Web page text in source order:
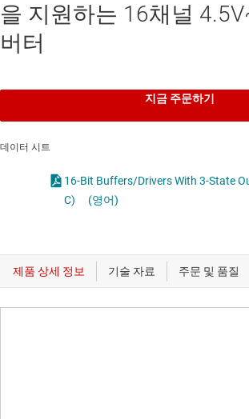
을 지원하는 16채널
버터
지금 주문하기
데이터 시트
16-Bit Buffers/Drivers With 3-State
C)
(영어)